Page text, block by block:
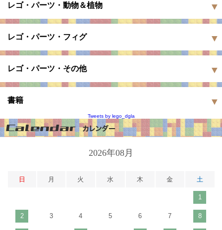
レゴ・パーツ・動物＆植物
レゴ・パーツ・フィグ
レゴ・パーツ・その他
書籍
Tweets by lego_dgla
2026年08月
日 月 火 水 木 金 土
1
2 3 4 5 6 7 8